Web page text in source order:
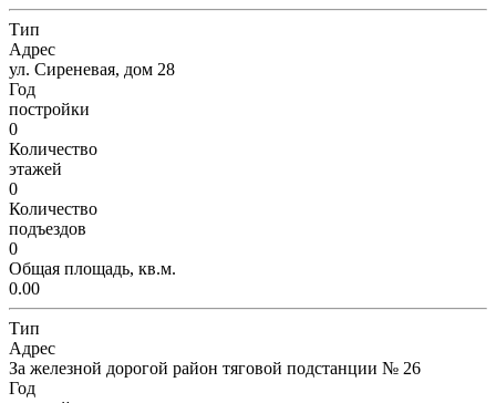
Тип
Адрес
ул. Сиреневая, дом 28
Год
постройки
0
Количество
этажей
0
Количество
подъездов
0
Общая площадь, кв.м.
0.00
Тип
Адрес
За железной дорогой район тяговой подстанции № 26
Год